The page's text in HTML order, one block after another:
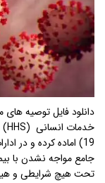
19) اماده کرده و در
تحت هیچ شرایطی و